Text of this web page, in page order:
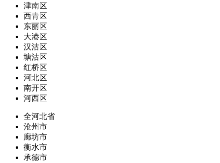
津南区
西青区
东丽区
大港区
汉沽区
塘沽区
红桥区
河北区
南开区
河西区
全河北省
沧州市
廊坊市
衡水市
承德市